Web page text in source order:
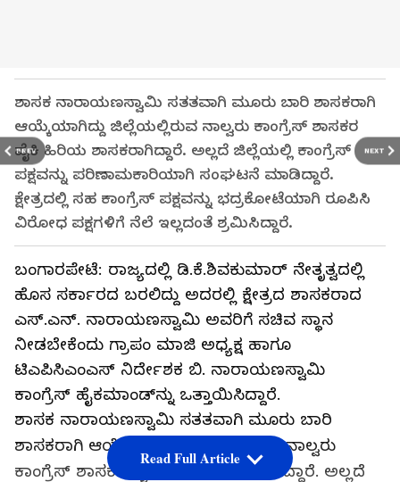
PREV NEXT
ಶಾಸಕ ನಾರಾಯಣಸ್ವಾಮಿ ಸತತವಾಗಿ ಮೂರು ಬಾರಿ ಶಾಸಕರಾಗಿ
ಆಯ್ಕೆಯಾಗಿದ್ದು ಜಿಲ್ಲೆಯಲ್ಲಿರುವ ನಾಲ್ವರು ಕಾಂಗ್ರೆಸ್ ಶಾಸಕರ
ಪೈಕಿ ಹಿರಿಯ ಶಾಸಕರಾಗಿದ್ದಾರೆ. ಅಲ್ಲದೆ ಜಿಲ್ಲೆಯಲ್ಲಿ ಕಾಂಗ್ರೆಸ್
ಪಕ್ಷವನ್ನು ಪರಿಣಾಮಕಾರಿಯಾಗಿ ಸಂಘಟನೆ ಮಾಡಿದ್ದಾರೆ.
ಕ್ಷೇತ್ರದಲ್ಲಿ ಸಹ ಕಾಂಗ್ರೆಸ್ ಪಕ್ಷವನ್ನು ಭದ್ರಕೋಟೆಯಾಗಿ ರೂಪಿಸಿ
ವಿರೋಧ ಪಕ್ಷಗಳಿಗೆ ನೆಲೆ ಇಲ್ಲದಂತೆ ಶ್ರಮಿಸಿದ್ದಾರೆ.
ಬಂಗಾರಪೇಟೆ: ರಾಜ್ಯದಲ್ಲಿ ಡಿ.ಕೆ.ಶಿವಕುಮಾರ್ ನೇತೃತ್ವದಲ್ಲಿ
ಹೊಸ ಸರ್ಕಾರದ ಬರಲಿದ್ದು ಅದರಲ್ಲಿ ಕ್ಷೇತ್ರದ ಶಾಸಕರಾದ
ಎಸ್.ಎನ್. ನಾರಾಯಣಸ್ವಾಮಿ ಅವರಿಗೆ ಸಚಿವ ಸ್ಥಾನ
ನೀಡಬೇಕೆಂದು ಗ್ರಾಪಂ ಮಾಜಿ ಅಧ್ಯಕ್ಷ ಹಾಗೂ
ಟಿಎಪಿಸಿಎಂಎಸ್ ನಿರ್ದೇಶಕ ಬಿ. ನಾರಾಯಣಸ್ವಾಮಿ
ಕಾಂಗ್ರೆಸ್ ಹೈಕಮಾಂಡ್‌ನ್ನು ಒತ್ತಾಯಿಸಿದ್ದಾರೆ.
ಶಾಸಕ ನಾರಾಯಣಸ್ವಾಮಿ ಸತತವಾಗಿ ಮೂರು ಬಾರಿ
ಶಾಸಕರಾಗಿ ಆಯ್ಕೆಯಾಗಿದ್ದು ಜಿಲ್ಲೆಯಲ್ಲಿರುವ ನಾಲ್ವರು
ಕಾಂಗ್ರೆಸ್ ಶಾಸಕರ ಪೈಕಿ ಹಿರಿಯ ಶಾಸಕರಾಗಿದ್ದಾರೆ. ಅಲ್ಲದೆ
Read Full Article